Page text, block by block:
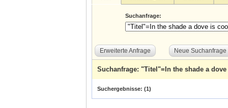
Suchanfrage:
Erweiterte Anfrage Neue Suchanfrage
Suchanfrage: "Titel"=In the shade a
Suchergebnisse: (1)